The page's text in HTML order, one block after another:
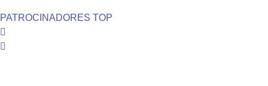
PATROCINADORES TOP